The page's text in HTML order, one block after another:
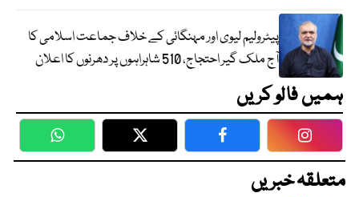
پیٹرولیم لیوی اور مہنگائی کے خلاف جماعت اسلامی کا
آج ملک گیر احتجاج، 510 شاہراہوں پر دھرنوں کا اعلان
ہمیں فالو کریں
WhatsApp Twitter Facebook
متعلقہ خبریں